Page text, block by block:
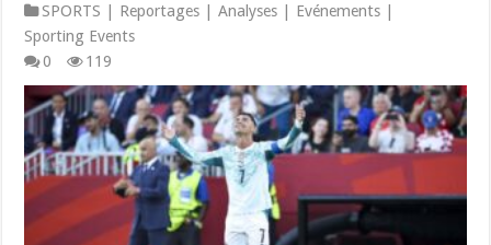
SPORTS | Reportages | Analyses | Evénements |
Sporting Events
0
119